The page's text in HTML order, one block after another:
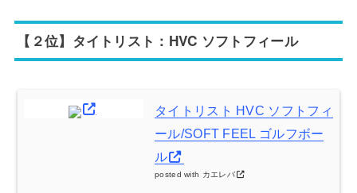
【２位】タイトリスト：HVC ソフトフィール
タイトリスト HVC ソフトフィ
ール/SOFT FEEL ゴルフボー
ル
posted with カエレバ